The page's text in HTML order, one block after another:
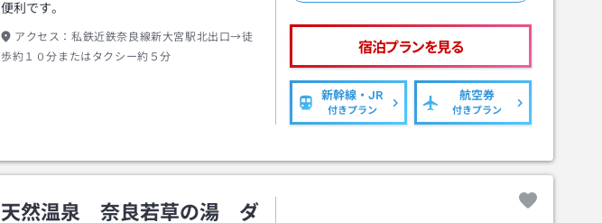
便利です。
アクセス： 私鉄近鉄奈良線新大宮駅北出口→徒
歩約１０分またはタクシー約５分
宿泊プランを見る
新幹線・JR
付きプラン
航空券
付きプラン
天然温泉 奈良若草の湯 ダ